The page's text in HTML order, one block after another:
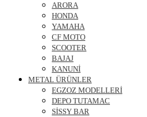
ARORA
HONDA
YAMAHA
CF MOTO
SCOOTER
BAJAJ
KANUNİ
METAL ÜRÜNLER
EGZOZ MODELLERİ
DEPO TUTAMAC
SİSSY BAR